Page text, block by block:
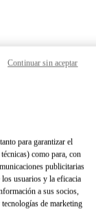
OPENS IN
para garantizar el
como para, con
publicitarias
usuarios y la eficacia
a sus socios,
de marketing
Continuar sin aceptar